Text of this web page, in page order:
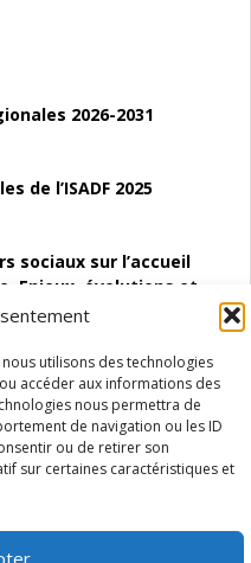
utilisons des technologies
accéder aux informations des
nous permettra de
de navigation ou les ID
ou de retirer son
sur certaines caractéristiques et
2026-2031
de l’ISADF 2025
sociaux sur l’accueil
Enjeux, évolutions et
d’emploi (SAACE)
indicateurs